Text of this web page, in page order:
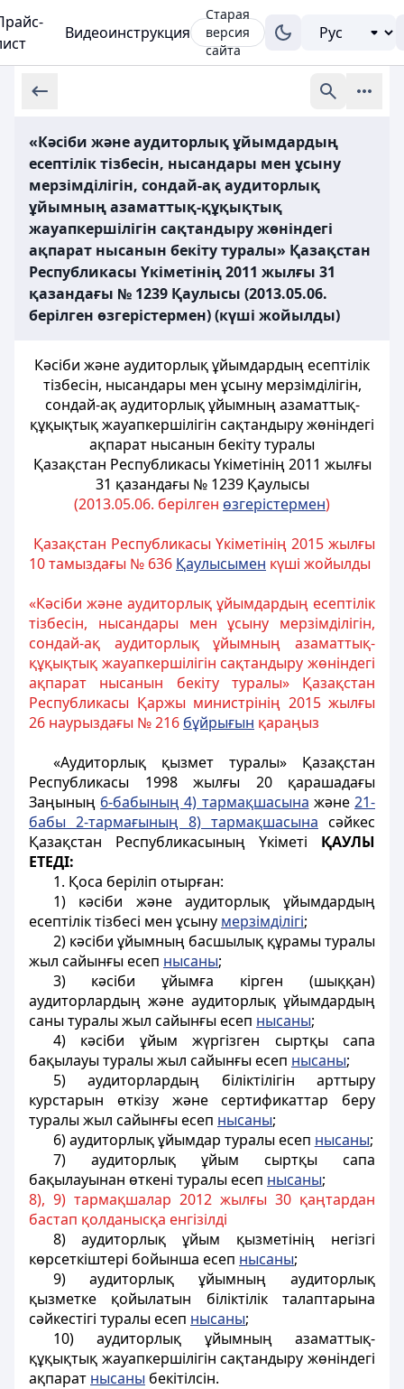
Видеоинструкция
Старая
версия
сайта
«Кәсіби және аудиторлық ұйымдардың
есептілік тізбесін, нысандары мен ұсыну
мерзімділігін, сондай-ақ аудиторлық
ұйымның азаматтық-құқықтық
жауапкершілігін сақтандыру жөніндегі
ақпарат нысанын бекіту туралы» Қазақстан
Республикасы Үкіметінің 2011 жылғы 31
қазандағы № 1239 Қаулысы (2013.05.06.
берілген өзгерістермен) (күші жойылды)
Кәсіби және аудиторлық ұйымдардың есептілік
тізбесін, нысандары мен ұсыну мерзімділігін,
сондай-ақ аудиторлық ұйымның азаматтық-
құқықтық жауапкершілігін сақтандыру жөніндегі
ақпарат нысанын бекіту туралы
Қазақстан Республикасы Үкіметінің 2011 жылғы
31 қазандағы № 1239 Қаулысы
(2013.05.06. берілген өзгерістермен)
Қазақстан Республикасы Yкiметiнiң 2015 жылғы
10 тамыздағы № 636 Қаулысымен күші жойылды
«Кәсіби және аудиторлық ұйымдардың есептілік
тізбесін, нысандары мен ұсыну мерзімділігін,
сондай-ақ аудиторлық ұйымның азаматтық-
құқықтық жауапкершілігін сақтандыру жөніндегі
ақпарат нысанын бекіту туралы» Қазақстан
Республикасы Қаржы министрінің 2015 жылғы
26 наурыздағы № 216 бұйрығын қараңыз
«Аудиторлық қызмет туралы» Қазақстан
Республикасы 1998 жылғы 20 қарашадағы
Заңының 6-бабының 4) тармақшасына және21-
бабы 2-тармағының 8) тармақшасына сәйкес
Қазақстан Республикасының Үкіметі ҚАУЛЫ
ЕТЕДІ:
1. Қоса беріліп отырған:
1) кәсіби және аудиторлық ұйымдардың
есептілік тізбесі мен ұсыну мерзімділігі;
2) кәсіби ұйымның басшылық құрамы туралы
жыл сайынғы есеп нысаны;
3) кәсіби ұйымға кірген (шыққан)
аудиторлардың және аудиторлық ұйымдардың
саны туралы жыл сайынғы есеп нысаны;
4) кәсіби ұйым жүргізген сыртқы сапа
бақылауы туралы жыл сайынғы есеп нысаны;
5) аудиторлардың біліктілігін арттыру
курстарын өткізу және сертификаттар беру
туралы жыл сайынғы есеп нысаны;
6) аудиторлық ұйымдар туралы есеп нысаны;
7) аудиторлық ұйым сыртқы сапа
бақылауынан өткені туралы есеп нысаны;
8), 9) тармақшалар 2012 жылғы 30 қаңтардан
бастап қолданысқа енгізілді
8) аудиторлық ұйым қызметінің негізгі
көрсеткіштері бойынша есеп нысаны;
9) аудиторлық ұйымның аудиторлық
қызметке қойылатын біліктілік талаптарына
сәйкестігі туралы есеп нысаны;
10) аудиторлық ұйымның азаматтық-
құқықтық жауапкершілігін сақтандыру жөніндегі
ақпарат нысаны бекітілсін.